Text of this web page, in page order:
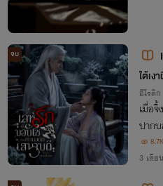
จบ
บดี
ใต้เ
อีโรติก
เมื่อ
ปาก
นเข้
กโคแ
8.7K
3 เดือ